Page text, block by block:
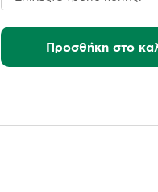
Προσθήκη στο